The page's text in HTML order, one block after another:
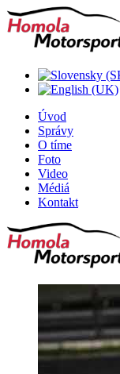
Úvod
Správy
O tíme
Foto
Video
Médiá
Kontakt